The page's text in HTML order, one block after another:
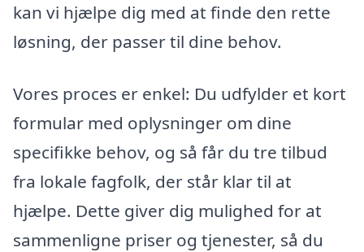
kan vi hjælpe dig med at finde den rette
løsning, der passer til dine behov.
Vores proces er enkel: Du udfylder et kort
formular med oplysninger om dine
specifikke behov, og så får du tre tilbud
fra lokale fagfolk, der står klar til at
hjælpe. Dette giver dig mulighed for at
sammenligne priser og tjenester, så du